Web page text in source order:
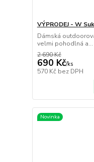
VÝPRODEJ - W
Dámská
velmi pohodlná a...
2 690 Kč
690 Kč/ks
570 Kč bez DPH
Novinka